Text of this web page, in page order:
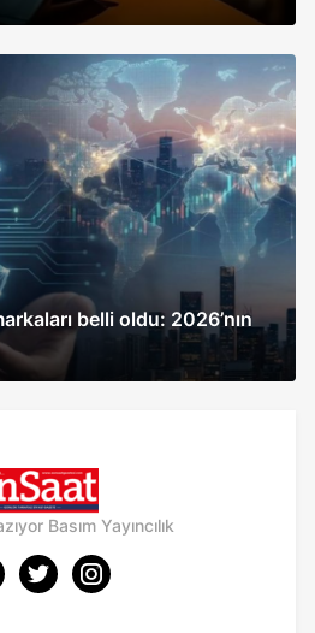
belli oldu: 2026’nın
Basım Yayıncılık